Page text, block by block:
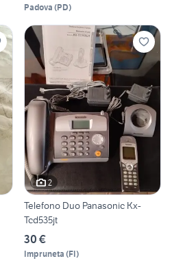
Padova (PD)
2
Telefono Duo Panasonic Kx-
Tcd535jt
30 €
Impruneta (FI)